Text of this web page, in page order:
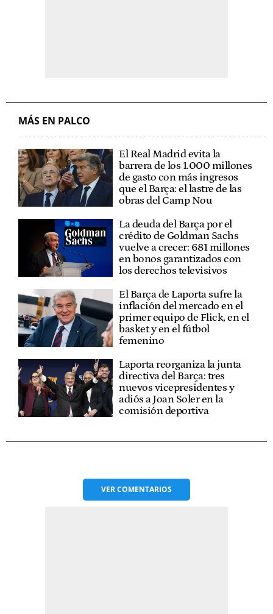
MÁS EN PALCO
El Real Madrid evita la
barrera de los 1.000 millones
de gasto con más ingresos
que el Barça: el lastre de las
obras del Camp Nou
La deuda del Barça por el
crédito de Goldman Sachs
vuelve a crecer: 681 millones
en bonos garantizados con
los derechos televisivos
El Barça de Laporta sufre la
inflación del mercado en el
primer equipo de Flick, en el
basket y en el fútbol
femenino
Laporta reorganiza la junta
directiva del Barça: tres
nuevos vicepresidentes y
adiós a Joan Soler en la
comisión deportiva
VERCOMENTARIOS